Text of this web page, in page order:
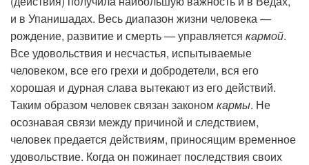
и в Упанишадах. Весь диапазон жизни человека —
рождение, развитие и смерть — управляется кармой.
Все удовольствия и несчастья, испытываемые
человеком, все его грехи и добродетели, вся его
хорошая и дурная слава вытекают из его действий.
Таким образом человек связан законом кармы. Не
осознавая связи между причиной и следствием,
человек предается действиям, приносящим временное
удовольствие. Когда он пожинает последствия своих